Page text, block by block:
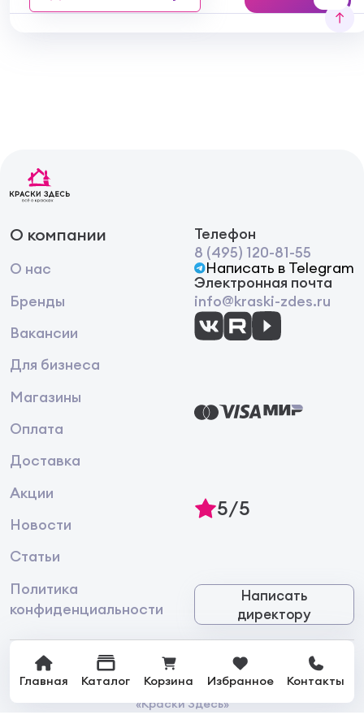
Главная Каталог Корзина Избранное Контакты
При попадании на кожу, слизистые оболочки
Хранить в плотно закрытой оригинальной
таре при температуре от +5 до +35°С,
предохранять от воздействия прямых
Допускается до 5 циклов замораживания.
После размораживания при комнатной
температуре (без дополнительного
подогрева) и перемешивания свойства
сохраняются, допускается изменение
вязкости и расслоение.
Срок хранения готового раствора – 5 дней.
Пожаровзрывобезопасно.
СОСТАВ:
Водный раствор производных изотиазолинона,
триазола и карбамата, комплексных полимерных
модификаторов, функциональных добавок и
в ЕС и РФ химических веществ.
О компании
О нас
Бренды
Вакансии
Для бизнеса
Магазины
Оплата
Доставка
Акции
Новости
Статьи
Политика
конфиденциальности
Телефон
8 (495) 120-81-55
Написать в Telegram
Электронная почта
info@kraski-zdes.ru
5/5
Написать
директору
© 2026 Интернет-магазин лакокрасочной продукции
«Краски Здесь»